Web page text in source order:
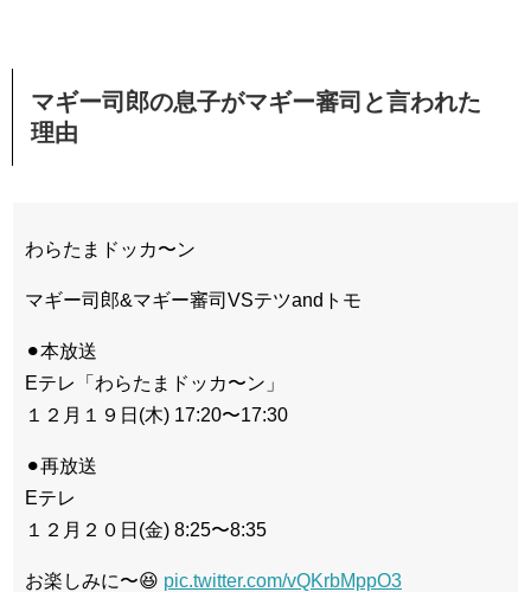
マギー司郎の息子がマギー審司と言われた
理由
わらたまドッカ〜ン
マギー司郎&マギー審司VSテツandトモ
⚫︎本放送
Eテレ「わらたまドッカ〜ン」
１２月１９日(木) 17:20〜17:30
⚫︎再放送
Eテレ
１２月２０日(金) 8:25〜8:35
お楽しみに〜😆 pic.twitter.com/vQKrbMppO3